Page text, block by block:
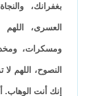
بغفرانك،
العسرى،
ومسكرات،
النصوح، اللهم
إنك أنت الوهاب.